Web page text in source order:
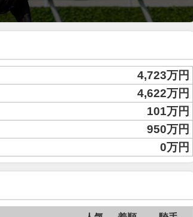
4,723万円
4,622万円
101万円
950万円
0万円